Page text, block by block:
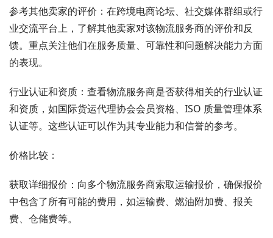
参考其他卖家的评价：在跨境电商论坛、社交媒体群组或行
业交流平台上，了解其他卖家对该物流服务商的评价和反
馈。重点关注他们在服务质量、可靠性和问题解决能力方面
的表现。
行业认证和资质：查看物流服务商是否获得相关的行业认证
和资质，如国际货运代理协会会员资格、ISO 质量管理体系
认证等。这些认证可以作为其专业能力和信誉的参考。
价格比较：
获取详细报价：向多个物流服务商索取运输报价，确保报价
中包含了所有可能的费用，如运输费、燃油附加费、报关
费、仓储费等。